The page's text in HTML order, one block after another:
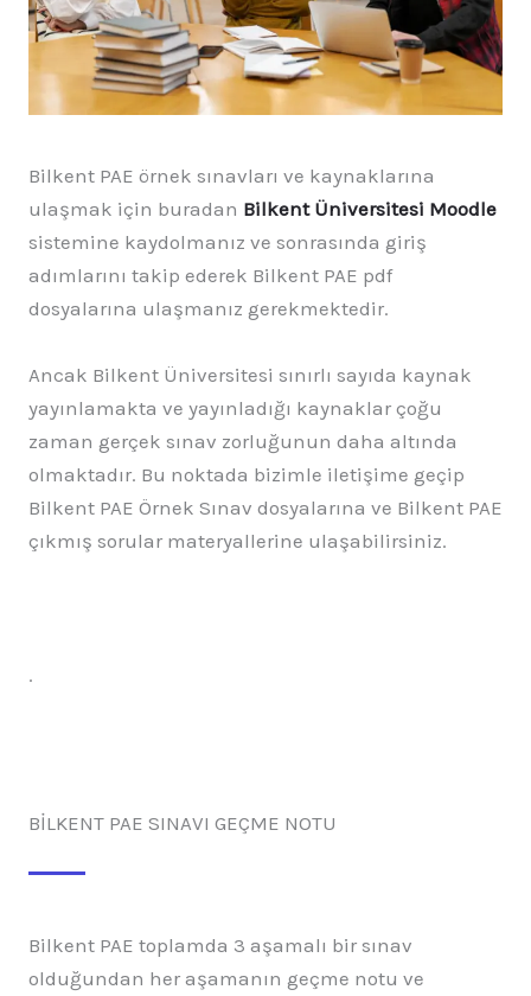
Bilkent PAE örnek sınavları ve kaynaklarına
ulaşmak için buradan Bilkent Üniversitesi Moodle
sistemine kaydolmanız ve sonrasında giriş
adımlarını takip ederek Bilkent PAE pdf
dosyalarına ulaşmanız gerekmektedir.
Ancak Bilkent Üniversitesi sınırlı sayıda kaynak
yayınlamakta ve yayınladığı kaynaklar çoğu
zaman gerçek sınav zorluğunun daha altında
olmaktadır. Bu noktada bizimle iletişime geçip
Bilkent PAE Örnek Sınav dosyalarına ve Bilkent PAE
çıkmış sorular materyallerine ulaşabilirsiniz.
.
BİLKENT PAE SINAVI GEÇME NOTU
Bilkent PAE toplamda 3 aşamalı bir sınav
olduğundan her aşamanın geçme notu ve